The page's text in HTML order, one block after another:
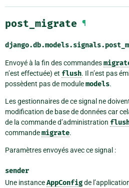
post_migrate ¶
django.db.models.signals.
Envoyé à la fin des commandes
n’est effectuée) et flush. Il n’est pas
possèdent pas de modulemodels.
Les gestionnaires de ce signal ne
modification de base de données car
de la commande d’administration
commandemigrate.
Paramètres envoyés avec ce signal :
sender
Une instanceAppConfigde